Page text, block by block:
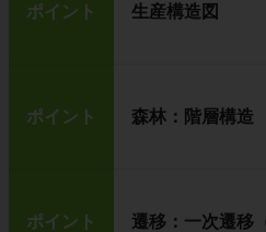
ポイント 生産構造図
ポイント 森林：階層構造
ポイント 遷移：一次遷移